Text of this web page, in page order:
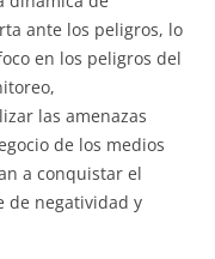
ante los peligros, lo
en los peligros del
las amenazas
de los medios
a conquistar el
de negatividad y